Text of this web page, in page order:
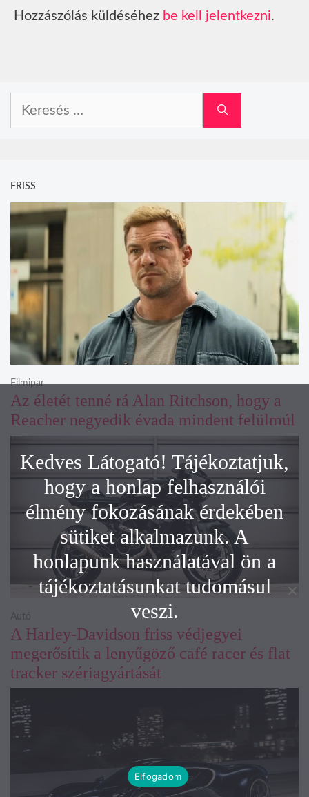
Hozzászólás küldéséhez be kell jelentkezni.
FRISS
Az életét tenné rá Alan Ritchson, hogy a
Reacher negyedik évada mindent felülmúl
Filmipar
A Harley-Davidson friss védjegyei
megerősítik a lenyűgöző café racer és flat
tracker szériagyártását
Autó
Kedves Látogató! Tájékoztatjuk,
hogy a honlap felhasználói
élmény fokozásának érdekében
sütiket alkalmazunk. A
honlapunk használatával ön a
tájékoztatásunkat tudomásul
veszi.
Elfogadom